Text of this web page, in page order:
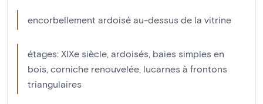
encorbellement ardoisé au-dessus de la vitrine
étages: XIXe siècle, ardoisés, baies simples en
bois, corniche renouvelée, lucarnes à frontons
triangulaires